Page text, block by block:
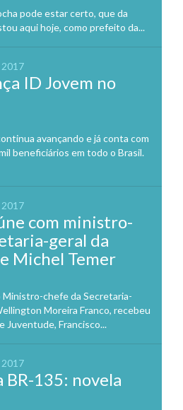
pode estar certo, que da
aqui hoje, como prefeito da...
2017
ID Jovem no
avançando e já conta com
beneficiários em todo o Brasil.
2017
com ministro-
geral da
Michel Temer
chefe da Secretaria-
Moreira Franco, recebeu
Juventude, Francisco...
2017
BR-135: novela